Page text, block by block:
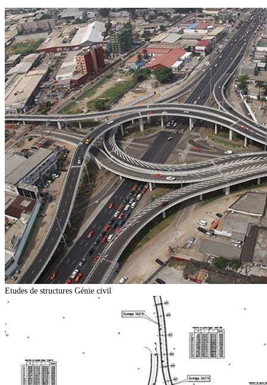
Etudes de structures Génie civil